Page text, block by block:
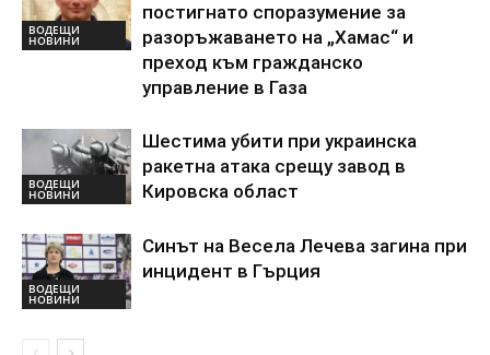
ВОДЕЩИ
НОВИНИ
постигнато споразумение за
разоръжаването на „Хамас“ и
преход към гражданско
управление в Газа
ВОДЕЩИ
НОВИНИ
Шестима убити при украинска
ракетна атака срещу завод в
Кировска област
ВОДЕЩИ
НОВИНИ
Синът на Весела Лечева загина при
инцидент в Гърция